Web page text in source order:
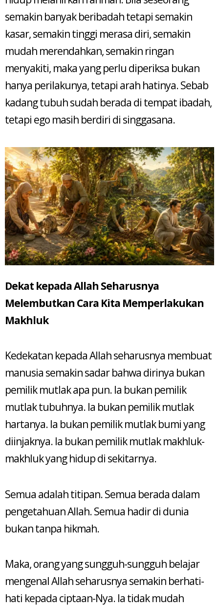
semakin banyak beribadah tetapi semakin
kasar, semakin tinggi merasa diri, semakin
mudah merendahkan, semakin ringan
menyakiti, maka yang perlu diperiksa bukan
hanya perilakunya, tetapi arah hatinya. Sebab
kadang tubuh sudah berada di tempat ibadah,
tetapi ego masih berdiri di singgasana.
Dekat kepada Allah Seharusnya
Melembutkan Cara Kita Memperlakukan
Makhluk
Kedekatan kepada Allah seharusnya membuat
manusia semakin sadar bahwa dirinya bukan
pemilik mutlak apa pun. Ia bukan pemilik
mutlak tubuhnya. Ia bukan pemilik mutlak
hartanya. Ia bukan pemilik mutlak bumi yang
diinjaknya. Ia bukan pemilik mutlak makhluk-
makhluk yang hidup di sekitarnya.
Semua adalah titipan. Semua berada dalam
pengetahuan Allah. Semua hadir di dunia
bukan tanpa hikmah.
Maka, orang yang sungguh-sungguh belajar
mengenal Allah seharusnya semakin berhati-
hati kepada ciptaan-Nya. Ia tidak mudah